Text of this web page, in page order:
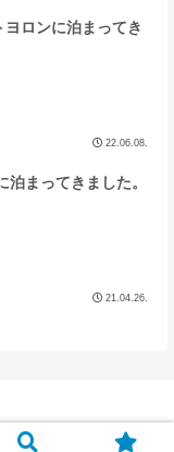
ロンに泊まってき
22.06.08.
泊まってきました。
21.04.26.